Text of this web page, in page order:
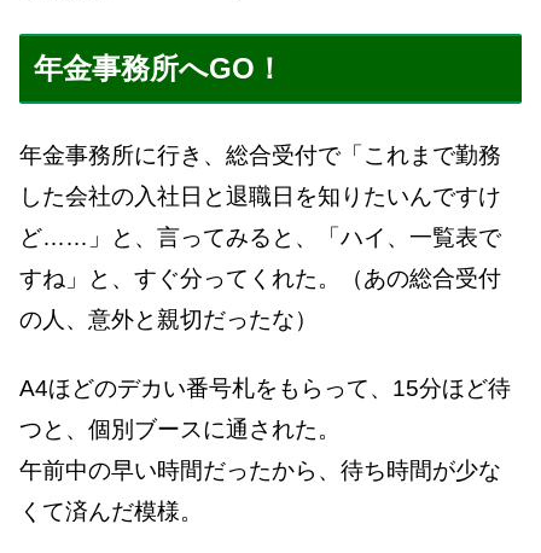
年金事務所へGO！
年金事務所に行き、総合受付で「これまで勤務
した会社の入社日と退職日を知りたいんですけ
ど……」と、言ってみると、「ハイ、一覧表で
すね」と、すぐ分ってくれた。（あの総合受付
の人、意外と親切だったな）
A4ほどのデカい番号札をもらって、15分ほど待
つと、個別ブースに通された。
午前中の早い時間だったから、待ち時間が少な
くて済んだ模様。